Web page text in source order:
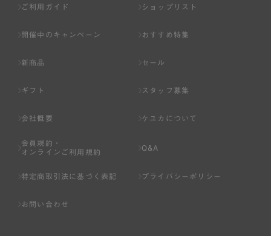
ご利用ガイド ショップリスト
開催中のキャンペーン おすすめ特集
新商品 セール
ギフト スタッフ募集
会社概要 ケユカについて
会員規約・
オンラインご利用規約
Q&A
特定商取引法に基づく表記 プライバシーポリシー
お問い合わせ